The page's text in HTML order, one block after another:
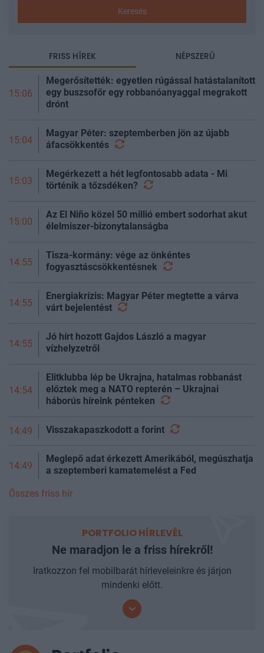
Keresés
FRISS HÍREK NÉPSZERŰ
15:06
Megerősítették: egyetlen rúgással hatástalanított
egy buszsofőr egy robbanóanyaggal megrakott
drónt
15:04
Magyar Péter: szeptemberben jön az újabb
áfacsökkentés
15:03
Megérkezett a hét legfontosabb adata - Mi
történik a tőzsdéken?
15:00
Az El Niño közel 50 millió embert sodorhat akut
élelmiszer-bizonytalanságba
14:55
Tisza-kormány: vége az önkéntes
fogyasztáscsökkentésnek
14:55
Energiakrízis: Magyar Péter megtette a várva
várt bejelentést
14:55
Jó hírt hozott Gajdos László a magyar
vízhelyzetről
14:54
Elitklubba lép be Ukrajna, hatalmas robbanást
előztek meg a NATO repterén – Ukrajnai
háborús híreink pénteken
14:49 Visszakapaszkodott a forint
14:49
Meglepő adat érkezett Amerikából, megúszhatja
a szeptemberi kamatemelést a Fed
Összes friss hír
PORTFOLIO HÍRLEVÉL
Ne maradjon le a friss hírekről!
Iratkozzon fel mobilbarát hírleveleinkre és járjon
mindenki előtt.